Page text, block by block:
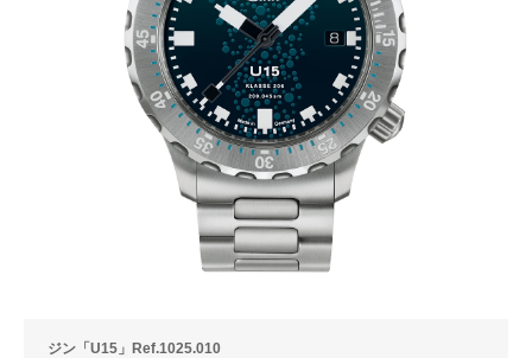
ジン「U15」Ref.1025.010